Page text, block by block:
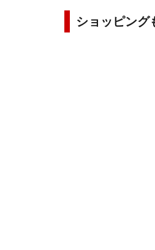
ショッピング